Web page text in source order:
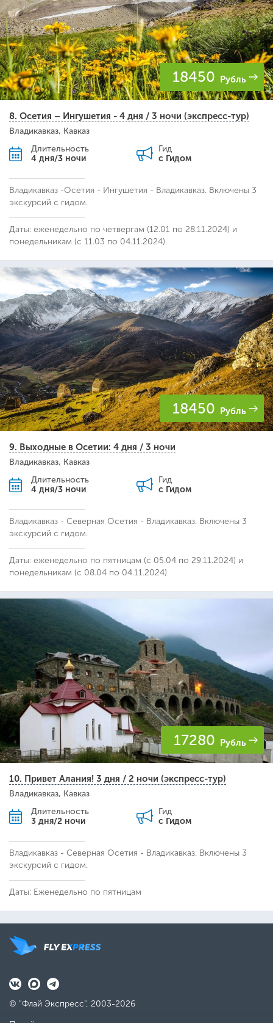
18450 Рубль
8. Осетия – Ингушетия - 4 дня / 3 ночи (экспресс-тур)
Владикавказ, Кавказ
Длительность
4 дня/3 ночи
Гид
с Гидом
Владикавказ -Осетия - Ингушетия - Владикавказ. Включены 3
экскурсий с гидом.
Даты: еженедельно по четвергам (12.01 по 28.11.2024) и
понедельникам (с 11.03 по 04.11.2024)
18450 Рубль
9. Выходные в Осетии: 4 дня / 3 ночи
Владикавказ, Кавказ
Длительность
4 дня/3 ночи
Гид
с Гидом
Владикавказ - Северная Осетия - Владикавказ. Включены 3
экскурсий с гидом.
Даты: еженедельно по пятницам (с 05.04 по 29.11.2024) и
понедельникам (с 08.04 по 04.11.2024)
17280 Рубль
10. Привет Алания! 3 дня / 2 ночи (экспресс-тур)
Владикавказ, Кавказ
Длительность
3 дня/2 ночи
Гид
с Гидом
Владикавказ - Северная Осетия - Владикавказ. Включены 3
экскурсий с гидом.
Даты: Еженедельно по пятницам
© "Флай Экспресс", 2003-2026